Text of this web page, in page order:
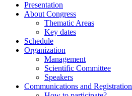
Presentation
About Congress
Thematic Areas
Key dates
Schedule
Organization
Management
Scientific Committee
Speakers
Communications and Registration